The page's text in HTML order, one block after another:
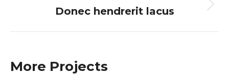
Proyecto
Donec hendrerit lacus
More Projects